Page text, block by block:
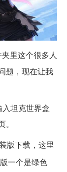
里这个很多人
题，现在让我
坦克世界盒
版下载，这里
一个是绿色